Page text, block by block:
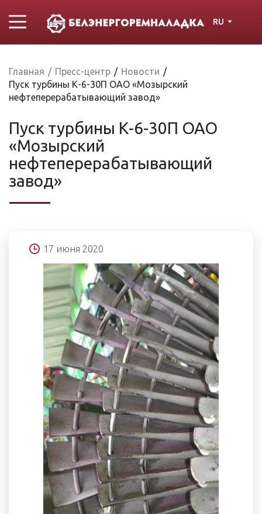
RU
Главная / Пресс-центр / Новости /
Пуск турбины К-6-30П ОАО «Мозырский
нефтеперерабатывающий завод»
Пуск турбины К-6-30П ОАО
«Мозырский
нефтеперерабатывающий
завод»
17 июня 2020